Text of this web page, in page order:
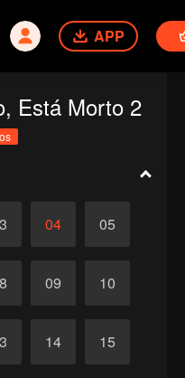
APP
Está Morto 2
04 05
09 10
14 15